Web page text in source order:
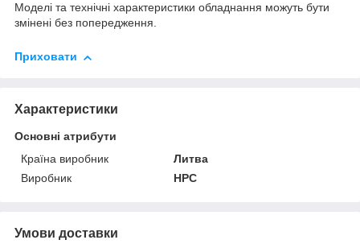
Моделі та технічні характеристики обладнання можуть бути
змінені без попередження.
Приховати
Характеристики
Основні атрибути
Країна виробник
Литва
Виробник
HPC
Умови доставки